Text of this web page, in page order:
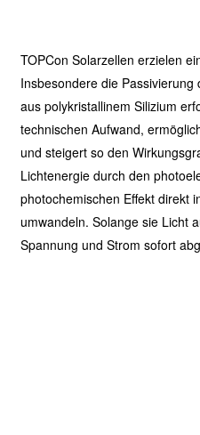
TOPCon Solarzellen erzielen
Insbesondere die
aus polykristallinem Silizium
technischen Aufwand,
und steigert so den
Lichtenergie durch den
photochemischen Effekt direkt
umwandeln. Solange sie Licht
Spannung und Strom sofort